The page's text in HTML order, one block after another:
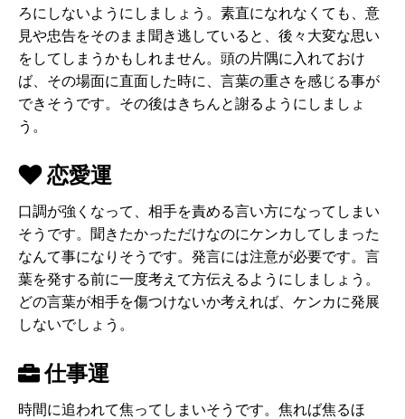
ろにしないようにしましょう。素直になれなくても、意
見や忠告をそのまま聞き逃していると、後々大変な思い
をしてしまうかもしれません。頭の片隅に入れておけ
ば、その場面に直面した時に、言葉の重さを感じる事が
できそうです。その後はきちんと謝るようにしましょ
う。
恋愛運
口調が強くなって、相手を責める言い方になってしまい
そうです。聞きたかっただけなのにケンカしてしまった
なんて事になりそうです。発言には注意が必要です。言
葉を発する前に一度考えて方伝えるようにしましょう。
どの言葉が相手を傷つけないか考えれば、ケンカに発展
しないでしょう。
仕事運
時間に追われて焦ってしまいそうです。焦れば焦るほ